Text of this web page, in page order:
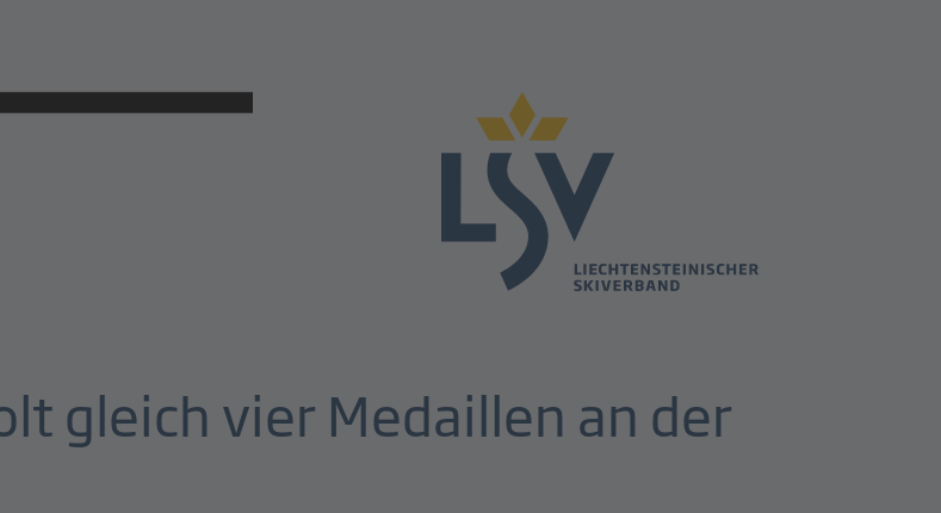
gleich vier Medaillen an der